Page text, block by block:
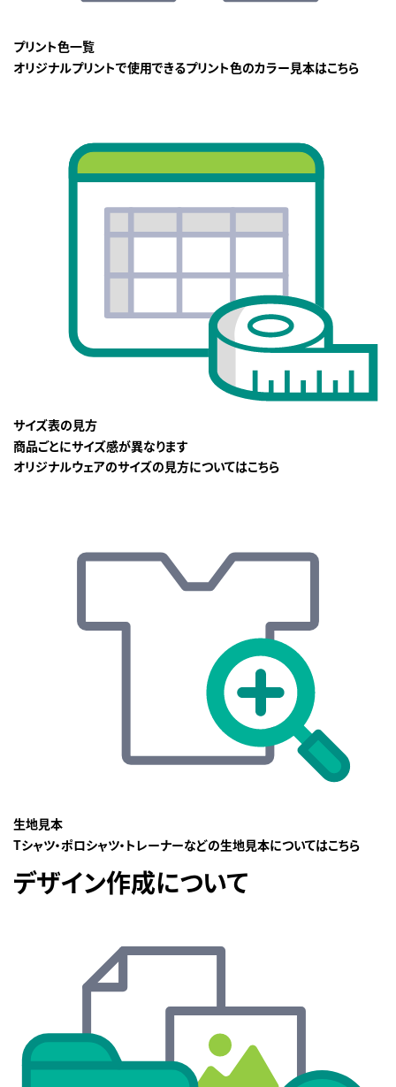
プリント色一覧
オリジナルプリントで使用できるプリント色のカラー見本はこちら
サイズ表の見方
商品ごとにサイズ感が異なります
オリジナルウェアのサイズの見方についてはこちら
生地見本
Tシャツ・ポロシャツ・トレーナーなどの生地見本についてはこちら
デザイン作成について